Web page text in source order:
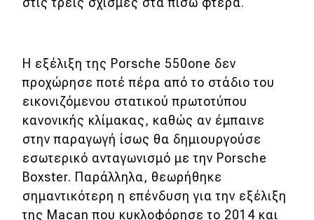
Η εξέλιξη της Porsche 550one δεν
προχώρησε ποτέ πέρα από το στάδιο του
εικονιζόμενου στατικού πρωτοτύπου
κανονικής κλίμακας, καθώς αν έμπαινε
στην παραγωγή ίσως θα δημιουργούσε
εσωτερικό ανταγωνισμό με την Porsche
Boxster. Παράλληλα, θεωρήθηκε
σημαντικότερη η επένδυση για την εξέλιξη
της Macan που κυκλοφόρησε το 2014 και